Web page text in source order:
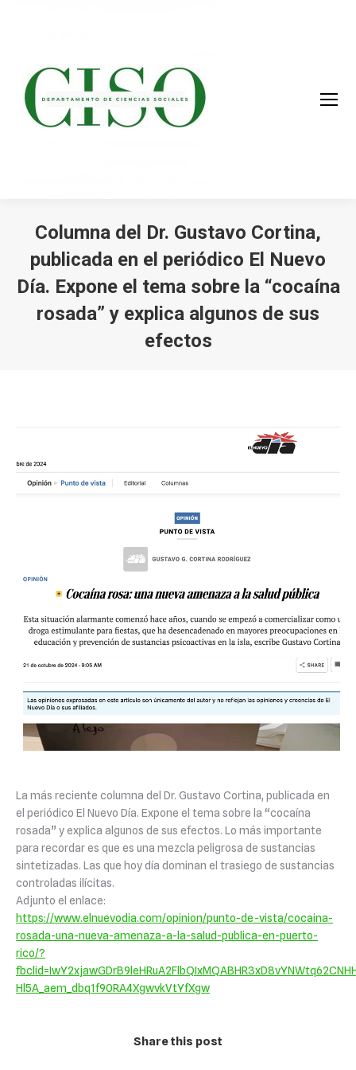
Columna del Dr. Gustavo Cortina,
publicada en el periódico El Nuevo
Día. Expone el tema sobre la “cocaína
rosada” y explica algunos de sus
efectos
La más reciente columna del Dr. Gustavo Cortina, publicada en
el periódico El Nuevo Día. Expone el tema sobre la “cocaína
rosada” y explica algunos de sus efectos. Lo más importante
para recordar es que es una mezcla peligrosa de sustancias
sintetizadas. Las que hoy día dominan el trasiego de sustancias
controladas ilícitas.
Adjunto el enlace:
https://www.elnuevodia.com/opinion/punto-de-vista/cocaina-
rosada-una-nueva-amenaza-a-la-salud-publica-en-puerto-
rico/?
fbclid=IwY2xj
Hl5A_aem_dbq1f90RA4XgwvkVtYfXgw
Share this post